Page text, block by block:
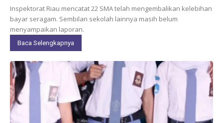
Inspektorat Riau mencatat 22 SMA telah mengembalikan kelebihan
bayar seragam. Sembilan sekolah lainnya masih belum
menyampaikan laporan.
Baca Selengkapnya